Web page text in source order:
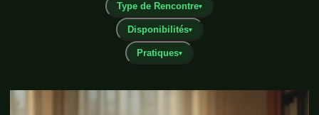
Type de Rencontre▾
Disponibilités▾
Pratiques▾